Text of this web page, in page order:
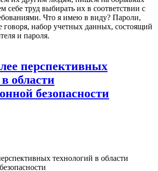
себе труд выбирать их в соответствии с
Что я имею в виду? Пароли,
говоря, набор учетных данных, состоящий
и пароля.
перспективных
области
безопасности